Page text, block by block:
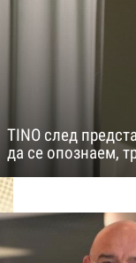
TINO след
да се опознаем,